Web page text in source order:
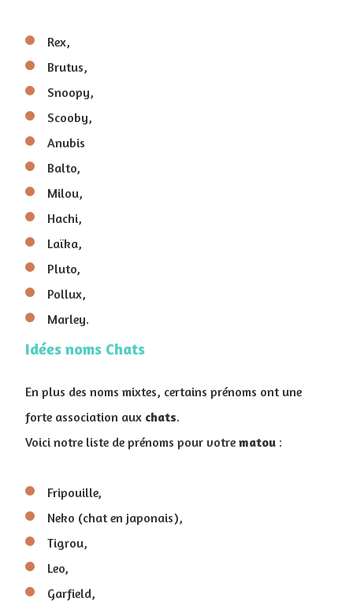
Rex,
Brutus,
Snoopy,
Scooby,
Anubis
Balto,
Milou,
Hachi,
Laïka,
Pluto,
Pollux,
Marley.
Idées noms Chats
En plus des noms mixtes, certains prénoms ont une
forte association aux chats.
Voici notre liste de prénoms pour votre matou :
Fripouille,
Neko (chat en japonais),
Tigrou,
Leo,
Garfield,